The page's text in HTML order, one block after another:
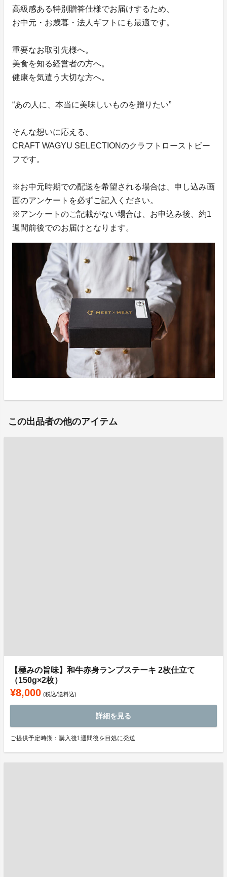
高級感ある特別贈答仕様でお届けするため、
お中元・お歳暮・法人ギフトにも最適です。
重要なお取引先様へ。
美食を知る経営者の方へ。
健康を気遣う大切な方へ。
“あの人に、本当に美味しいものを贈りたい”
そんな想いに応える、
CRAFT WAGYU SELECTIONのクラフトローストビー
フです。
※お中元時期での配送を希望される場合は、申し込み画
面のアンケートを必ずご記入ください。
※アンケートのご記載がない場合は、お申込み後、約1
週間前後でのお届けとなります。
この出品者の他のアイテム
【極みの旨味】和牛赤身ランプステーキ 2枚仕立て
（150g×2枚）
¥8,000 (税込/送料込)
詳細を見る
ご提供予定時期：購入後1週間後を目処に発送